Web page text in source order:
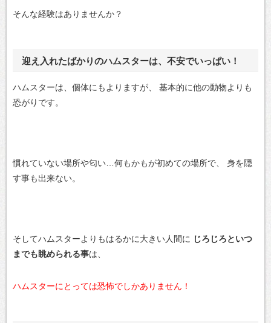
そんな経験はありませんか？
迎え入れたばかりのハムスターは、不安でいっぱい！
ハムスターは、個体にもよりますが、
基本的に他の動物よりも
恐がりです。
慣れていない場所や匂い…何もかもが初めての場所で、
身を隠
す事も出来ない。
そしてハムスターよりもはるかに大きい人間に じろじろといつ
までも眺められる事は、
ハムスターにとっては恐怖でしかありません！